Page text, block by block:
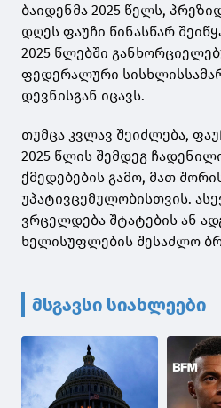
ბაიდენმა 2025 წელს,
დღეს ფაუჩი წინასწარ
2025 წლებში
ფედერალური
დევნისგან იცავს.
თუმცა კვლავ შეიძლება,
2025 წლის შემდეგ
ქმედებების გამო, მათ
უპატივცემულობისთვის.
ვრცელდება შტატების ან
ხელისუფლების შესაძლო
მსგავსი სიახლეები